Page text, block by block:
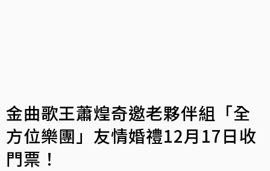
金曲歌王蕭煌奇邀老夥伴組「全
方位樂團」友情婚禮12月17日收
門票！